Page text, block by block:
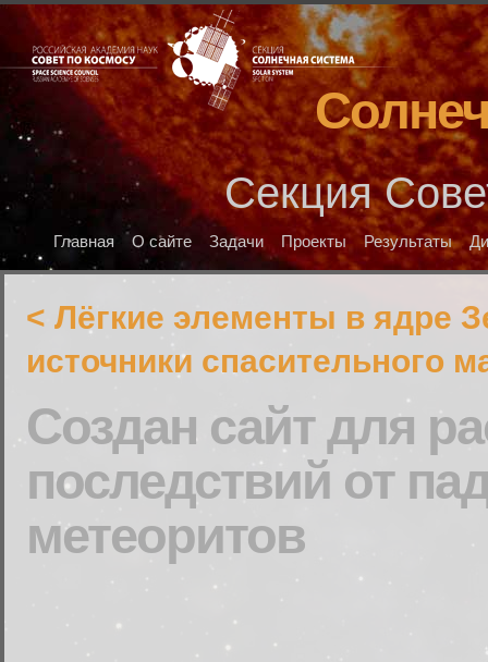
Секция
Главная О сайте Задачи Проекты Результаты
< Лёгкие элементы в ядре
источники спасительного
Создан сайт для
последствий от
метеоритов